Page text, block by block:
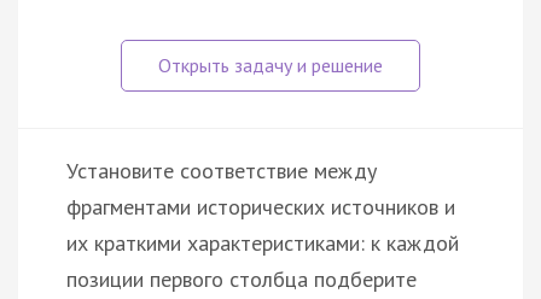
Установите соответствие между
фрагментами исторических источников и
их краткими характеристиками: к каждой
позиции первого столбца подберите